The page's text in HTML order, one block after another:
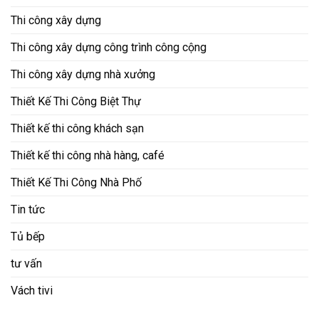
Thi công xây dựng
Thi công xây dựng công trình công cộng
Thi công xây dựng nhà xưởng
Thiết Kế Thi Công Biệt Thự
Thiết kế thi công khách sạn
Thiết kế thi công nhà hàng, café
Thiết Kế Thi Công Nhà Phố
Tin tức
Tủ bếp
tư vấn
Vách tivi